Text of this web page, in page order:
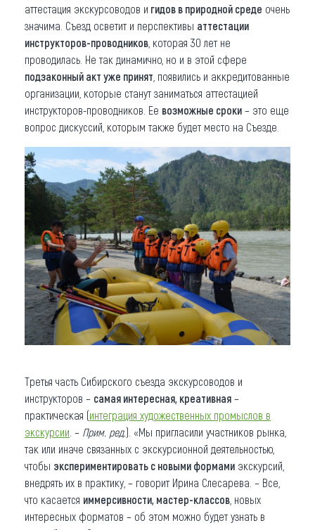
аттестация экскурсоводов и гидов в природной среде очень
значима. Съезд осветит и перспективы аттестации
инструкторов-проводников , которая 30 лет не
проводилась. Не так динамично, но и в этой сфере
подзаконный акт уже принят , появились и аккредитованные
организации, которые станут заниматься аттестацией
инструкторов-проводников. Ее возможные сроки – это еще
вопрос дискуссий, которым также будет место на Съезде.
Третья часть Сибирского съезда экскурсоводов и
инструкторов – самая интересная, креативная –
практическая (интеграция художественных промыслов в
экскурсии . – Прим. ред.). «Мы пригласили участников рынка,
так или иначе связанных с экскурсионной деятельностью,
чтобы экспериментировать с новыми формами экскурсий,
внедрять их в практику, – говорит Ирина Слесарева. – Все,
что касается иммерсивности, мастер-классов , новых
интересных форматов – об этом можно будет узнать в